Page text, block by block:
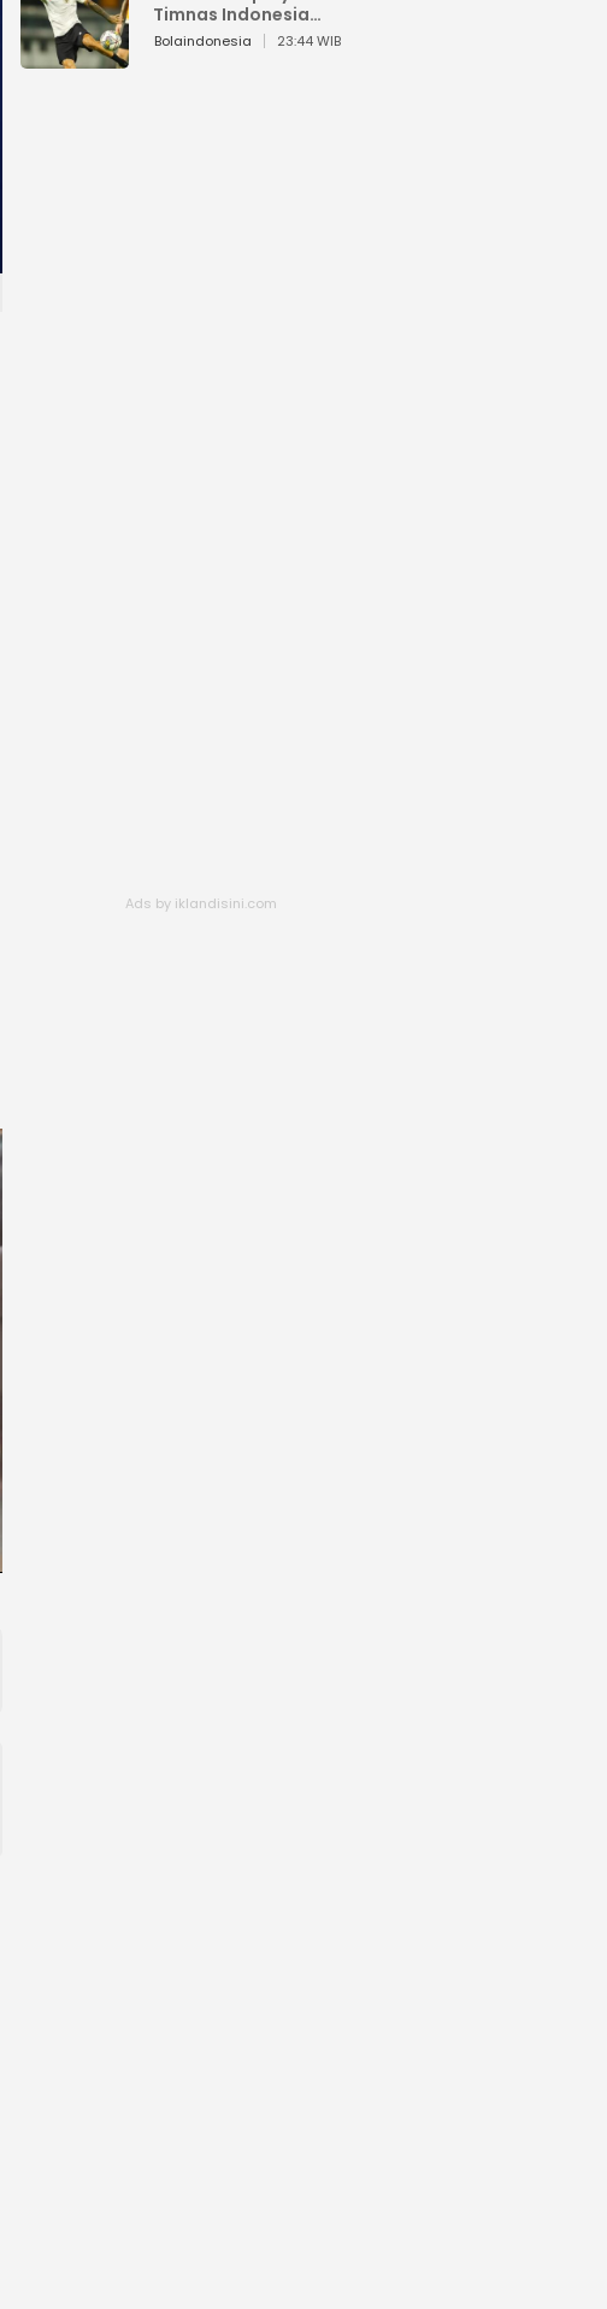
Timnas Indonesia
Berakhir Berantakan
Bolaindonesia 23:44 WIB